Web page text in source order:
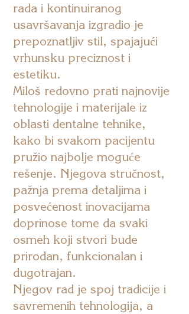
rada i kontinuiranog
usavršavanja izgradio je
prepoznatljiv stil, spajajući
vrhunsku preciznost i
estetiku.
Miloš redovno prati najnovije
tehnologije i materijale iz
oblasti dentalne tehnike,
kako bi svakom pacijentu
pružio najbolje moguće
rešenje. Njegova stručnost,
pažnja prema detaljima i
posvećenost inovacijama
doprinose tome da svaki
osmeh koji stvori bude
prirodan, funkcionalan i
dugotrajan.
Njegov rad je spoj tradicije i
savremenih tehnologija, a